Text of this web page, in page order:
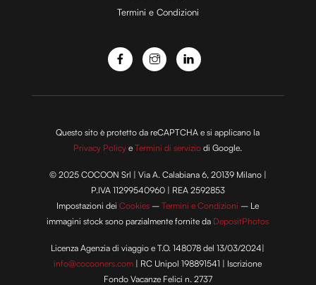
o
Termini e Condizioni
Questo sito è protetto da reCAPTCHA e si applicano la
Privacy Policy eTermini di servizio di Google.
© 2025 COCOON Srl | Via A. Calabiana 6, 20139 Milano |
P.IVA 11299540960 | REA 2592853
Impostazioni deiCookies –Termini e Condizioni – Le
immagini stock sono parzialmente fornite da DepositPhotos
Licenza Agenzia di viaggio e T.O. 148078 del 13/03/2024|
info@cocooners.com | RC Unipol 198891541 | Iscrizione
Fondo Vacanze Felici n. 2737